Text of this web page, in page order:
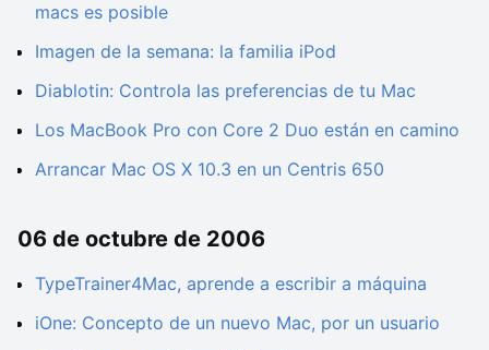
macs es posible
Imagen de la semana: la familia iPod
Diablotin: Controla las preferencias de tu Mac
Los MacBook Pro con Core 2 Duo están en camino
Arrancar Mac OS X 10.3 en un Centris 650
06 de octubre de 2006
TypeTrainer4Mac, aprende a escribir a máquina
iOne: Concepto de un nuevo Mac, por un usuario